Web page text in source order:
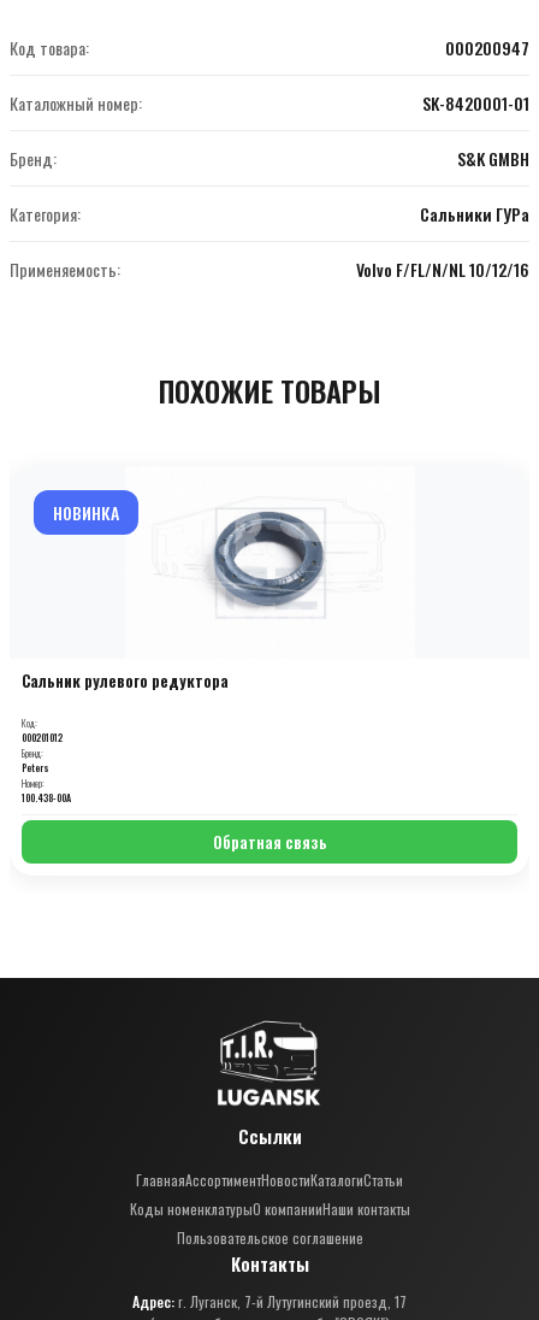
Код товара: 000200947
Каталожный номер: SK-8420001-01
Бренд: S&K GMBH
Категория: Сальники ГУРа
Применяемость: Volvo F/FL/N/NL 10/12/16
ПОХОЖИЕ ТОВАРЫ
НОВИНКА
Сальник рулевого редуктора
Код:
000201012
Бренд:
Peters
Номер:
100.438-00A
Обратная связь
Ссылки
ГлавнаяАссортиментНовостиКаталогиСтатьи
Коды номенклатурыО компанииНаши контакты
Пользовательское соглашение
Контакты
Адрес:г. Луганск, 7-й Лутугинский проезд, 17